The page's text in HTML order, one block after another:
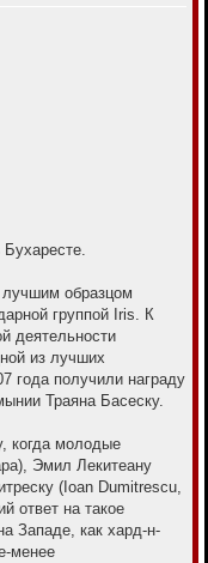
Бухаресте.
образцом
группой Iris. К
деятельности
из лучших
года получили награду
Траяна Басеску.
когда молодые
Эмил Лекитеану
(Ioan Dumitrescu,
ответ на такое
Западе, как хард-н-
менее